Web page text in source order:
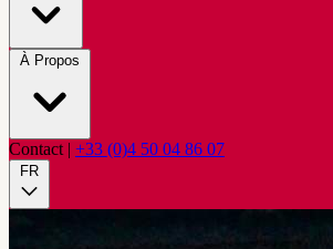
À Propos
Contact | +33 (0)4 50 04 86 07
FR